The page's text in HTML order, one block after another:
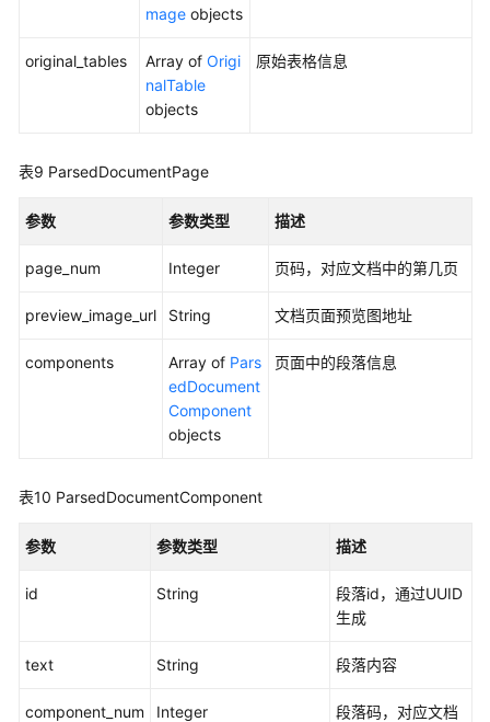
文
异
mage objects
original_tables Array of Origi
nalTable
objects
原始表格信息
表9 ParsedDocumentPage
参数 参数类型 描述
page_num Integer 页码，对应文档中的第几页
preview_image_url String 文档页面预览图地址
components Array of Pars
edDocument
Component
objects
页面中的段落信息
表10 ParsedDocumentComponent
参数 参数类型 描述
id String
段落id，通过UUID
生成
text String 段落内容
component_num Integer
段落码，对应文档